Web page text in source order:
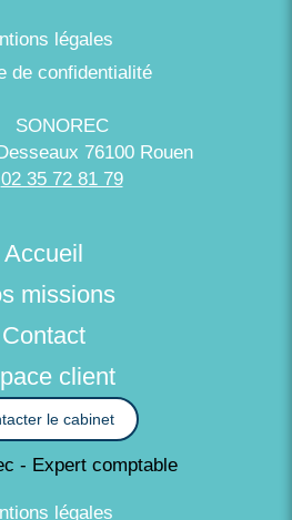
légales
de confidentialité
SONOREC
76100 Rouen
02 35 72 81 79
Accueil
missions
Contact
client
le cabinet
- Expert comptable
légales